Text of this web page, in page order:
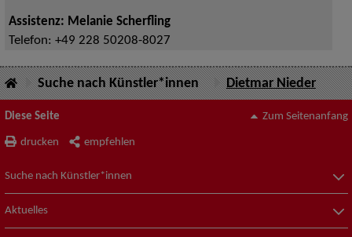
Assistenz: Melanie Scherfling
Telefon: +49 228 50208-8027
Suche nach Künstler*innen Dietmar Nieder
Diese Seite
drucken empfehlen
Zum Seitenanfang
Suche nach Künstler*innen
Aktuelles